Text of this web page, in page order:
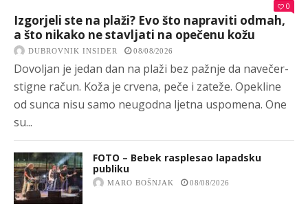
0
Izgorjeli ste na plaži? Evo što napraviti odmah,
a što nikako ne stavljati na opečenu kožu
DUBROVNIK INSIDER 08/08/2026
Dovoljan je jedan dan na plaži bez pažnje da navečer-
stigne račun. Koža je crvena, peče i zateže. Opekline
od sunca nisu samo neugodna ljetna uspomena. One
su...
FOTO – Bebek rasplesao lapadsku
publiku
MARO BOŠNJAK 08/08/2026